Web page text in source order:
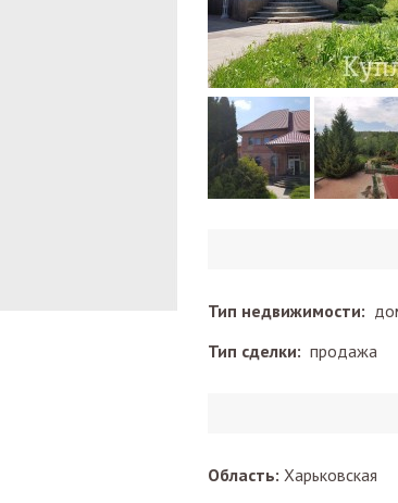
Тип недвижимости:
Тип сделки: продажа
Область: Харьковская